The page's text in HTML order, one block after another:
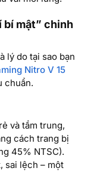
bí mật” chinh
lý do tại sao bạn
Nitro V 15
chuẩn.
và tầm trung,
cách trang bị
45% NTSC).
sai lệch – một